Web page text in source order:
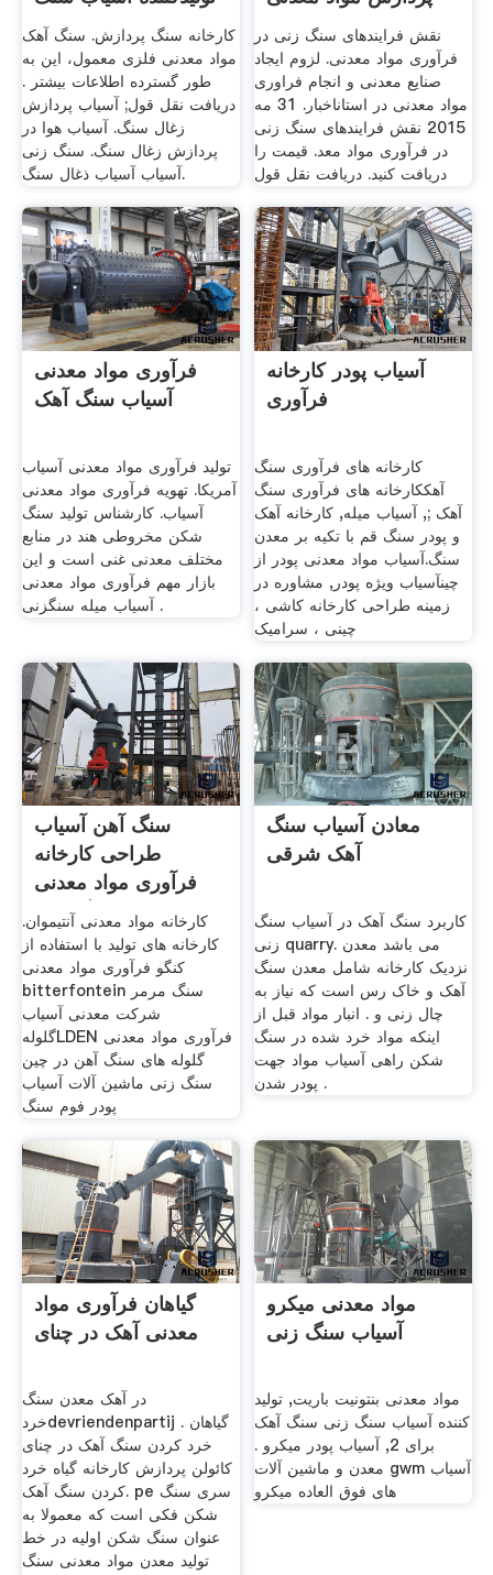
سخت
کارخانه سنگ پردازش. سنگ آهک
مواد معدنی فلزی معمول، این به
طور گسترده اطلاعات بیشتر .
دریافت نقل قول; آسیاب پردازش
زغال سنگ. آسیاب هوا در
پردازش زغال سنگ. سنگ زنی
آسیاب آسیاب ذغال سنگ.
نقش فرایندهای سنگ زنی در
فرآوری مواد معدنی. لزوم ایجاد
صنایع معدنی و انجام فراوری
مواد معدنی در استاناخبار. 31 مه
2015 نقش فرایندهای سنگ زنی
در فرآوری مواد معد. قیمت را
دریافت کنید. دریافت نقل قول
فرآوری مواد معدنی
آسیاب سنگ آهک
تولید فرآوری مواد معدنی آسیاب
آمریکا. تهویه فرآوری مواد معدنی
آسیاب. کارشناس تولید سنگ
شکن مخروطی هند در منابع
مختلف معدنی غنی است و این
بازار مهم فرآوری مواد معدنی
آسیاب میله سنگزنی .
آسیاب پودر کارخانه
فرآوری
کارخانه های فرآوری سنگ
آهککارخانه های فرآوری سنگ
آهک ;, آسیاب میله, کارخانه آهک
و پودر سنگ قم با تکیه بر معدن
سنگ.آسیاب مواد معدنی پودر از
چینآسیاب ویژه پودر, مشاوره در
زمینه طراحی کارخانه کاشی ،
چینی ، سرامیک
سنگ آهن آسیاب
طراحی کارخانه
فرآوری مواد معدنی
سنگ زنی
کارخانه مواد معدنی آنتیموان.
کارخانه های تولید با استفاده از
کنگو فرآوری مواد معدنی
bitterfontein سنگ مرمر
شرکت معدنی آسیاب
گلولهLDEN فرآوری مواد معدنی
گلوله های سنگ آهن در چین
سنگ زنی ماشین آلات آسیاب
پودر فوم سنگ
معادن آسیاب سنگ
آهک شرقی
کاربرد سنگ آهک در آسیاب سنگ
زنی quarry. می باشد معدن
نزدیک کارخانه شامل معدن سنگ
آهک و خاک رس است که نیاز به
چال زنی و . انبار مواد قبل از
اینکه مواد خرد شده در سنگ
شکن راهی آسیاب مواد جهت
پودر شدن .
گیاهان فرآوری مواد
معدنی آهک در چنای
در آهک معدن سنگ
خردdevriendenpartij . گیاهان
خرد کردن سنگ آهک در چنای
کائولن پردازش کارخانه گیاه خرد
کردن سنگ آهک. pe سری سنگ
شکن فکی است که معمولا به
عنوان سنگ شکن اولیه در خط
تولید معدن مواد معدنی سنگ
مواد معدنی میکرو
آسیاب سنگ زنی
مواد معدنی بنتونیت باریت, تولید
کننده آسیاب سنگ زنی سنگ آهک
برای 2, آسیاب پودر میکرو .
معدن و ماشین آلات gwm آسیاب
های فوق العاده میکرو